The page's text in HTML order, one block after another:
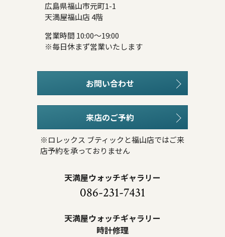
広島県福山市元町1-1
天満屋福山店 4階
営業時間 10:00～19:00
※毎日休まず営業いたします
お問い合わせ
来店のご予約
※ロレックス ブティックと福山店ではご来
店予約を承っておりません
天満屋ウォッチギャラリー
086-231-7431
天満屋ウォッチギャラリー
時計修理